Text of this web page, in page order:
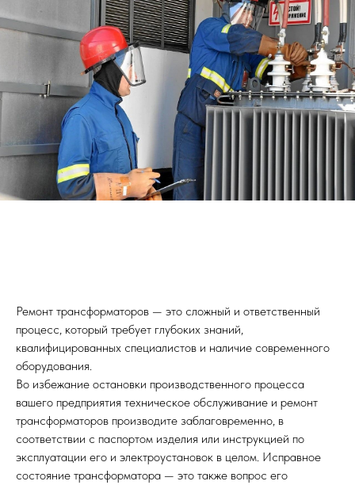
Ремонт трансформаторов — это сложный и ответственный
процесс, который требует глубоких знаний,
квалифицированных специалистов и наличие современного
оборудования.
Во избежание остановки производственного процесса
вашего предприятия техническое обслуживание и ремонт
трансформаторов производите заблаговременно, в
соответствии с паспортом изделия или инструкцией по
эксплуатации его и электроустановок в целом. Исправное
состояние трансформатора — это также вопрос его